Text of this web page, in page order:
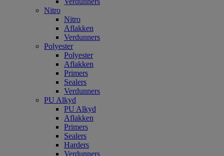
Nitro
Nitro
Aflakken
Verdunners
Polyester
Polyester
Aflakken
Primers
Sealers
Verdunners
PU Alkyd
PU Alkyd
Aflakken
Primers
Sealers
Harders
Verdunners